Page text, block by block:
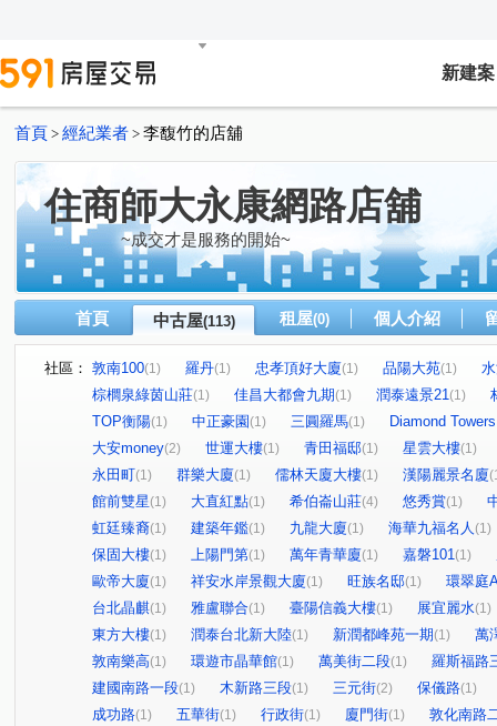
新建案
首頁 > 經紀業者 > 李馥竹的店舖
住商師大永康網路店舖
~成交才是服務的開始~
首頁 中古屋(113) 租屋(0) 個人介紹
社區： 敦南100(1) 羅丹(1) 忠孝頂好大廈(1) 品陽大苑(1)
棕櫚泉綠茵山莊(1) 佳昌大都會九期(1) 潤泰遠景21(1)
TOP衡陽(1) 中正豪園(1) 三圓羅馬(1)
Diamond
大安money(2) 世運大樓(1) 青田福邸(1) 星雲大樓(1)
永田町(1) 群樂大廈(1) 儒林天廈大樓(1) 漢陽麗景名廈
館前雙星(1) 大直紅點(1) 希伯崙山莊(4) 悠秀賞(1)
虹廷臻裔(1) 建築年鑑(1) 九龍大廈(1) 海華九福名人 (1)
保固大樓(1) 上陽門第(1) 萬年青華廈(1) 嘉磐101(1)
歐帝大廈(1) 祥安水岸景觀大廈(1) 旺族名邸(1)
環翠庭
台北晶麒(1) 雅盧聯合(1) 臺陽信義大樓(1) 展宜麗水(1)
東方大樓(1) 潤泰台北新大陸(1) 新潤都峰苑一期(1)
萬
敦南樂高(1) 環遊市晶華館(1) 萬美街二段(1)
羅斯福路
建國南路一段(1) 木新路三段(1) 三元街(2) 保儀路(1)
成功路(1) 五華街(1) 行政街(1) 廈門街(1)
敦化南路